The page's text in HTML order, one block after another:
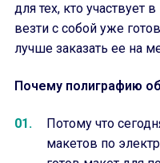
для тех, кто участвует
везти с собой уже
лучше заказать ее на
Почему полиграфию
Потому что
макетов по